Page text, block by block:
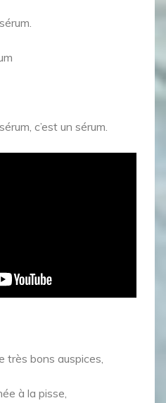
c’est un sérum.
très bons auspices,
à la pisse,